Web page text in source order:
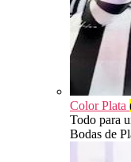
Color Plata
Todo para
Bodas de